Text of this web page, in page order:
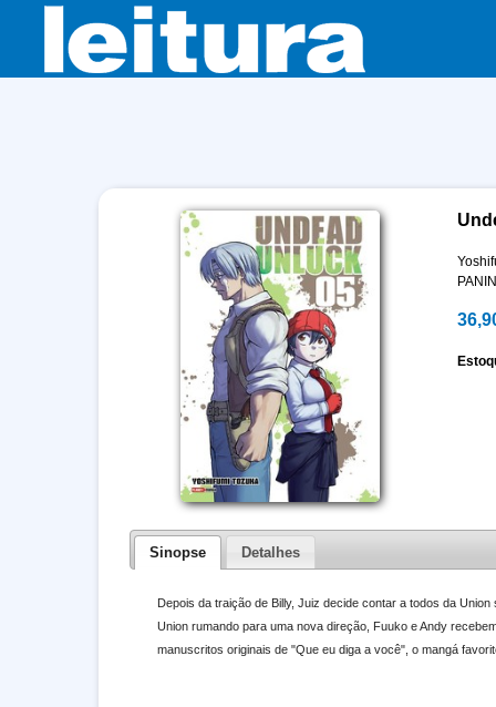
Sinopse Detalhes
Depois da traição de Billy, Juiz decide contar a todos da
Union rumando para uma nova direção, Fuuko e Andy
manuscritos originais de "Que eu diga a você", o mangá